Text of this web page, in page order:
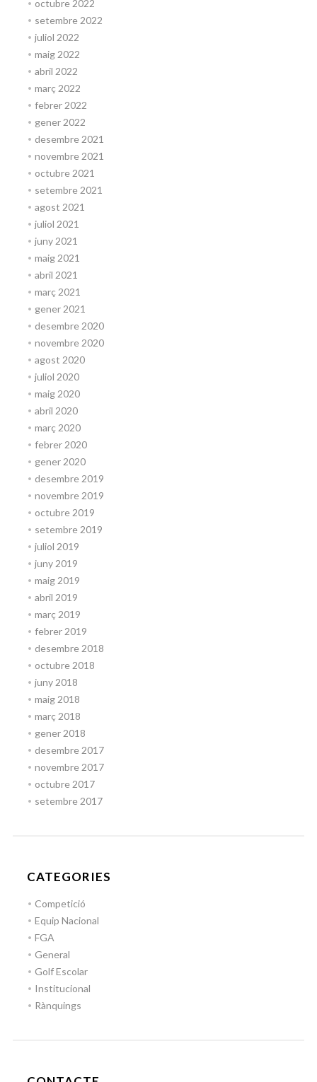
octubre 2022
setembre 2022
juliol 2022
maig 2022
abril 2022
març 2022
febrer 2022
gener 2022
desembre 2021
novembre 2021
octubre 2021
setembre 2021
agost 2021
juliol 2021
juny 2021
maig 2021
abril 2021
març 2021
gener 2021
desembre 2020
novembre 2020
agost 2020
juliol 2020
maig 2020
abril 2020
març 2020
febrer 2020
gener 2020
desembre 2019
novembre 2019
octubre 2019
setembre 2019
juliol 2019
juny 2019
maig 2019
abril 2019
març 2019
febrer 2019
desembre 2018
octubre 2018
juny 2018
maig 2018
març 2018
gener 2018
desembre 2017
novembre 2017
octubre 2017
setembre 2017
CATEGORIES
Competició
Equip Nacional
FGA
General
Golf Escolar
Institucional
Rànquings